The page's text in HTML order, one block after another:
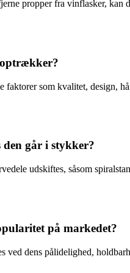
propper fra vinflasker, kan
som kvalitet, design,
går i stykker?
udskiftes, såsom
på markedet?
dens pålidelighed,